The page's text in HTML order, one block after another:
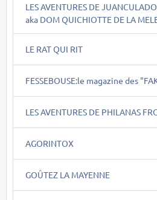
LES AVENTURES DE
aka DOM QUICHIOTTE DE LA
LE RAT QUI RIT
FESSEBOUSE:le magazine des
LES AVENTURES DE PHILANAS
AGORINTOX
GOÛTEZ LA MAYENNE